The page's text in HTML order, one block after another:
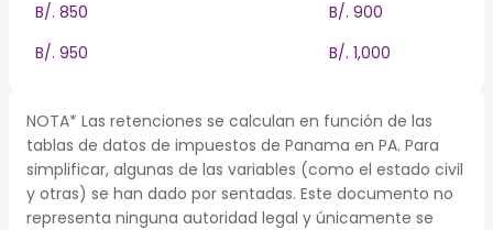
B/. 850
B/. 900
B/. 950
B/. 1,000
NOTA* Las retenciones se calculan en función de las
tablas de datos de impuestos de Panama en PA. Para
simplificar, algunas de las variables (como el estado civil
y otras) se han dado por sentadas. Este documento no
representa ninguna autoridad legal y únicamente se